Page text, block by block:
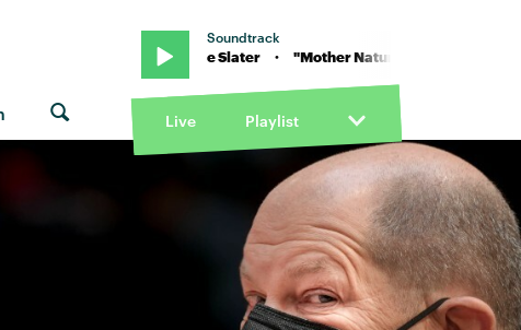
Soundtrack
Spree" von Chloe Slater · "Mother Nature's Killing Spree" von
Live Playlist